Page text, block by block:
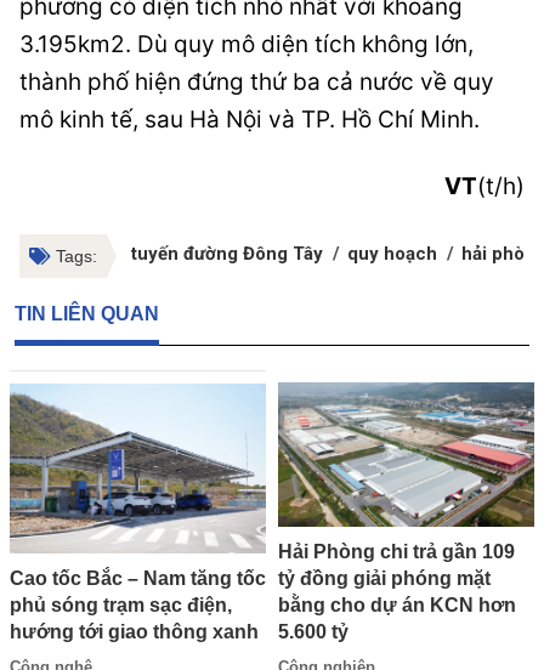
phương có diện tích nhỏ nhất với khoảng
3.195km2. Dù quy mô diện tích không lớn,
thành phố hiện đứng thứ ba cả nước về quy
mô kinh tế, sau Hà Nội và TP. Hồ Chí Minh.
VT(t/h)
Tags: tuyến đường Đông Tây quy hoạch hải
TIN LIÊN QUAN
Cao tốc Bắc – Nam tăng tốc
phủ sóng trạm sạc điện,
hướng tới giao thông xanh
Hải Phòng chi trả gần 109
tỷ đồng giải phóng mặt
bằng cho dự án KCN hơn
5.600 tỷ